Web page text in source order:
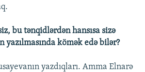
bu tənqidlərdən hansısa sizə
yazılmasında kömək edə bilər?
yazdıqları. Amma Elnarə